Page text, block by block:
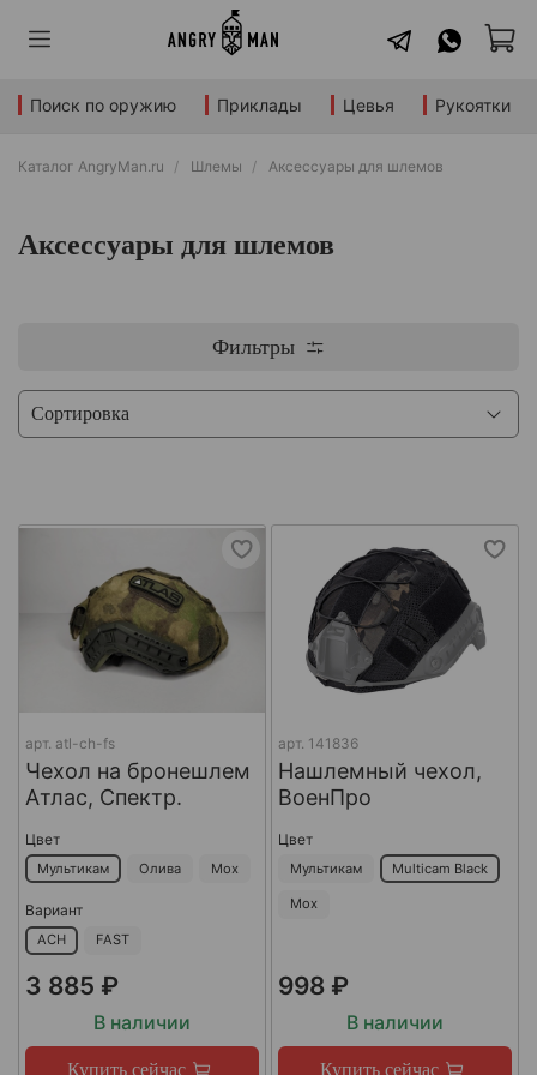
Поиск по оружию Приклады Цевья Рукоятки
Каталог AngryMan.ru Шлемы Аксессуары для шлемов
Аксессуары для шлемов
Фильтры
арт. atl-ch-fs
Чехол на бронешлем
Атлас, Спектр.
Цвет
Мультикам Олива Мох
Вариант
ACH FAST
3 885 ₽
В наличии
Купить сейчас
арт. 141836
Нашлемный чехол,
ВоенПро
Цвет
Мультикам Multicam Black
Мох
998 ₽
В наличии
Купить сейчас